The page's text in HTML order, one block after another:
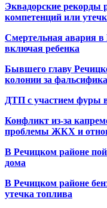
Эквадорские рекорды
компетенций или
Смертельная авария в
включая ребенка
Бывшего главу
колонии за
ДТП с участием фуры
Конфликт из-за
проблемы ЖКХ и
В Речицком районе
дома
В Речицком районе
утечка топлива